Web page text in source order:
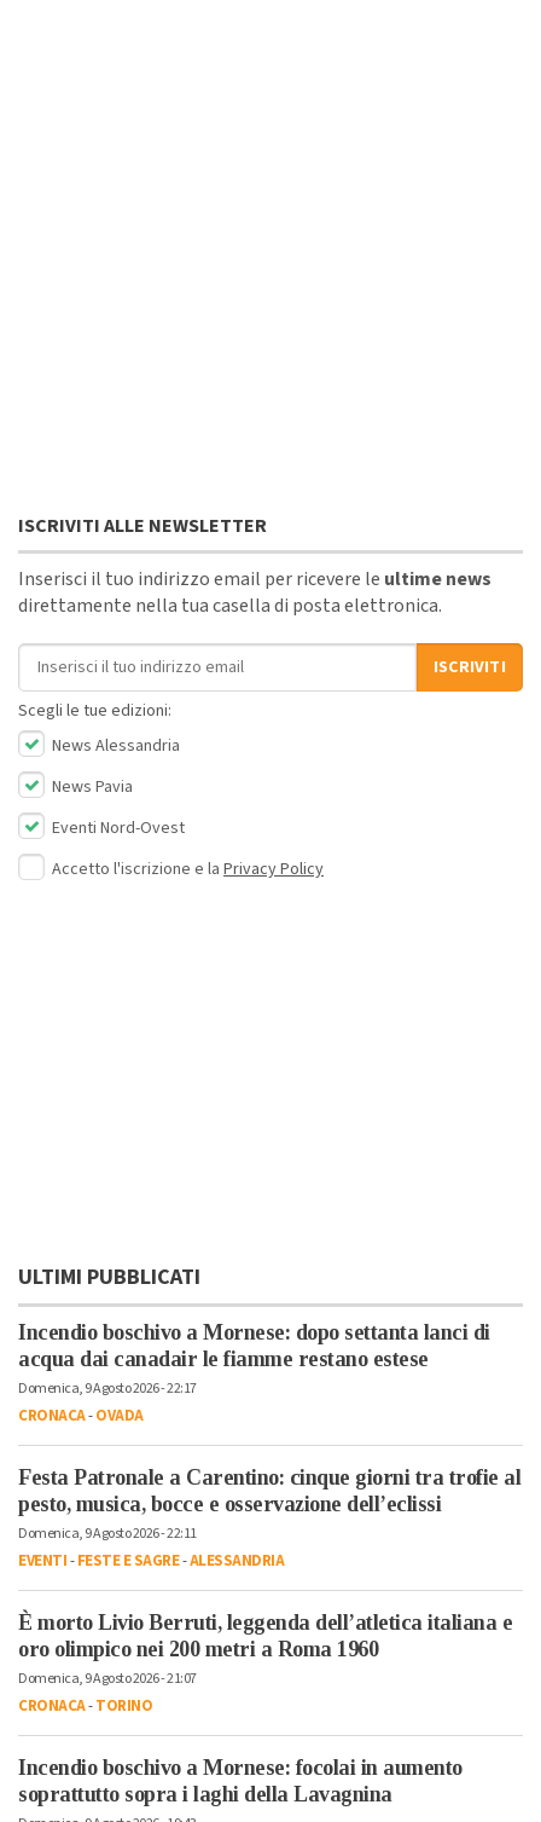
ISCRIVITI ALLE NEWSLETTER
Inserisci il tuo indirizzo email per ricevere le ultime news
direttamente nella tua casella di posta elettronica.
Indirizzo email
ISCRIVITI
Scegli le tue edizioni:
News Alessandria
News Pavia
Eventi Nord-Ovest
Accetto l'iscrizione e la Privacy Policy
ULTIMI PUBBLICATI
Incendio boschivo a Mornese: dopo settanta lanci di
acqua dai canadair le fiamme restano estese
Domenica, 9 Agosto 2026 - 22:17
CRONACA-OVADA
Festa Patronale a Carentino: cinque giorni tra trofie al
pesto, musica, bocce e osservazione dell’eclissi
Domenica, 9 Agosto 2026 - 22:11
EVENTI-FESTE E SAGRE-ALESSANDRIA
È morto Livio Berruti, leggenda dell’atletica italiana e
oro olimpico nei 200 metri a Roma 1960
Domenica, 9 Agosto 2026 - 21:07
CRONACA-TORINO
Incendio boschivo a Mornese: focolai in aumento
soprattutto sopra i laghi della Lavagnina